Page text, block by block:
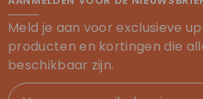
Meld je aan voor exclusieve
producten en kortingen die
beschikbaar zijn.